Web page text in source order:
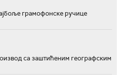
грамофонске ручице
са заштићеним географским